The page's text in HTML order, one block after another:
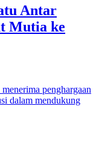
Antar
Mutia ke